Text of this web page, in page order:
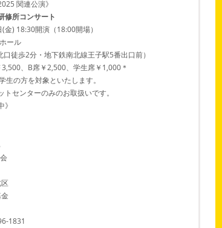
関連公演》
修所コンサート
) 18:30開演（18:00開場）
ール
口徒歩2分・地下鉄南北線王子駅5番出口前）
、B席￥2,500、学生席￥1,000＊
生の方を対象といたします。
センターのみのお取扱いです。
1831